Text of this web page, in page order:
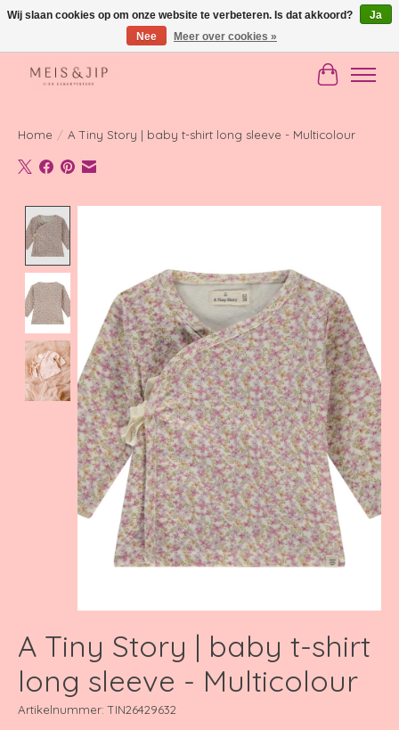
Gratis verzending in NL vanaf €150
Home / A Tiny Story | baby t-shirt long sleeve - Multicolour
A Tiny Story | baby t-shirt
long sleeve - Multicolour
Artikelnummer: TIN26429632
Wij slaan cookies op om onze website te verbeteren. Is dat akkoord?
Ja
Nee
Meer over cookies »